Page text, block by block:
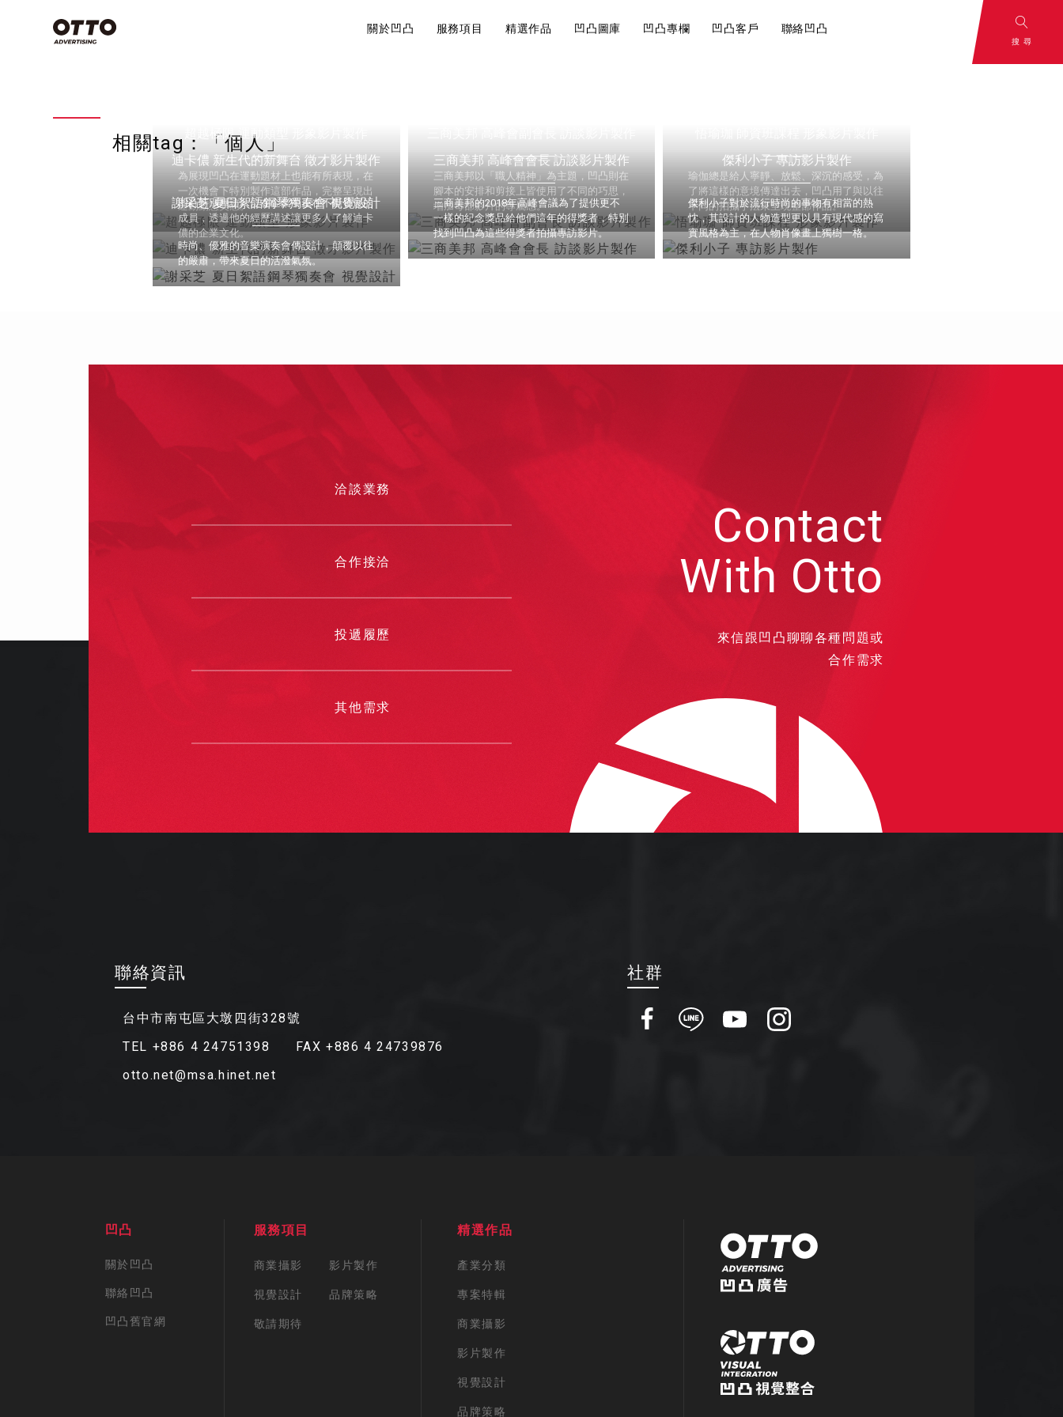
關於凹凸 服務項目
Commercial
Photography
影片製作
Design
視覺設計
Strategy
品牌策略
精選作品
產業分類
商業攝影
視覺設計
專案特輯
影片製作
品牌策略
凹凸圖庫 凹凸專欄
天！
影片製作
空拍攝影不是會飛就可以
影片製作
影片前置作業的核心，一切從腳本
開始。
影片製作
凹凸客戶 聯絡凹凸
搜尋
相關tag：「個人」
超越極限 運動類型 形象影片製作
為展現凹凸在運動題材上也能有所表現，在
一次機會下特別製作這部作品，完整呈現出
運動動態美感。
三商美邦以「職人精神」為主題，凹凸則在
腳本的安排和剪接上皆使用了不同的巧思，
增加每部影片的專屬感。
瑜伽總是給人寧靜、放鬆、深沉的感受，為
了將這樣的意境傳達出去，凹凸用了與以往
不同的拍攝手法來呈現整部作品。
迪卡儂 新生代的新舞台 徵才影片製作
凹凸特別專訪一位在企業中正在不斷發展的
成員，透過他的經歷講述讓更多人了解迪卡
儂的企業文化。
三商美邦 高峰會會長 訪談影片製作
三商美邦的2018年高峰會議為了提供更不
一樣的紀念獎品給他們這年的得獎者，特別
找到凹凸為這些得獎者拍攝專訪影片。
傑利小子 專訪影片製作
傑利小子對於流行時尚的事物有相當的熱
忱，其設計的人物造型更以具有現代感的寫
實風格為主，在人物肖像畫上獨樹一格。
謝采芝 夏日絮語鋼琴獨奏會 視覺設計
時尚、優雅的音樂演奏會傳設計，顛覆以往
的嚴肅，帶來夏日的活潑氣氛。
Contact
With Otto
來信跟凹凸聊聊各種問題或
合作需求
洽談業務
合作接洽
投遞履歷
其他需求
聯絡資訊
台中市南屯區大墩四街328號
TEL +886 4 24751398
FAX +886 4 24739876
otto.net@msa.hinet.net
社群
凹凸
關於凹凸
聯絡凹凸
凹凸舊官網
服務項目
商業攝影 影片製作
視覺設計 品牌策略
敬請期待
精選作品
產業分類
專案特輯
商業攝影
影片製作
視覺設計
品牌策略